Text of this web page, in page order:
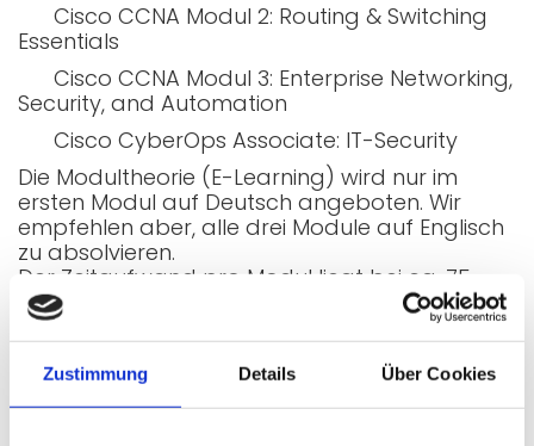
Zustimmung Details Über Cookies
Cisco CCNA Modul 2: Routing & Switching
Essentials
Cisco CCNA Modul 3: Enterprise Networking,
Security, and Automation
Cisco CyberOps Associate: IT-Security
Die Modultheorie (E-Learning) wird nur im
ersten Modul auf Deutsch angeboten. Wir
empfehlen aber, alle drei Module auf Englisch
zu absolvieren.
Der Zeitaufwand pro Modul liegt bei ca. 75
Stunden.
Praktische Versuche (mit Routern und
Switchen) und ausgewählte
Theorieunterstützung finden an den
Dienstagen der jeweiligen Zeitgruppe als